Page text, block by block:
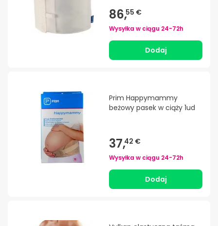
86,55 €
Wysyłka w ciągu 24-72h
Dodaj
Prim Happymammy
beżowy pasek w ciąży 1ud
37,42 €
Wysyłka w ciągu 24-72h
Dodaj